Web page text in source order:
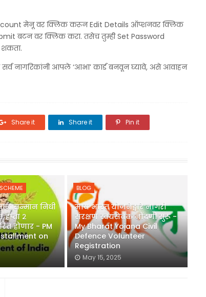
मेनू वर क्लिक करून Edit Details ऑप्शनवर क्लिक
बटन वर क्लिक करा. तसेच तुम्ही Set Password
सर्व नागरिकांनी आपले ‘आभा’ कार्ड बनवून घ्यावे, असे आवाहन
Share it Share it Pin it
सन्मान निधी
हप्ता २
होणार - PM
on
BLOG
माय भारत योजनेद्वारे नागरी
संरक्षण स्वयंसेवक नोंदणी सुरू -
My Bharat Yojana Civil
Defence Volunteer
Registration
May 15, 2025